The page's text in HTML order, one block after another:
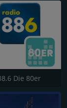
Die 80er